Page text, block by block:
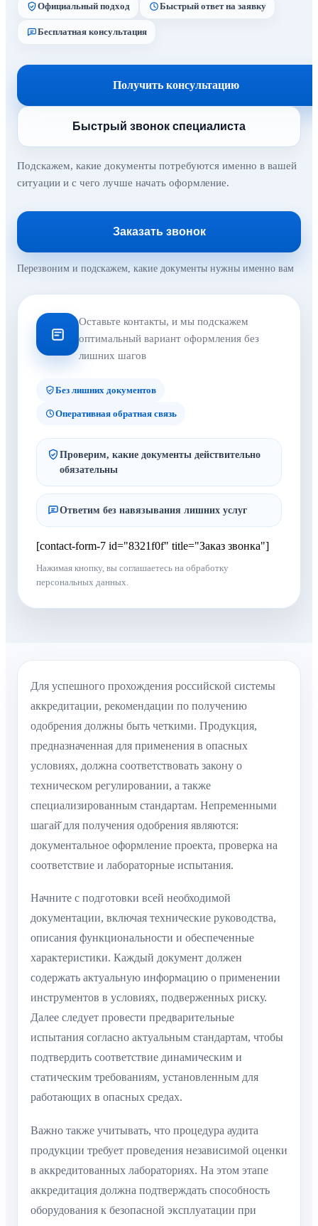
Официальный подход Быстрый ответ на заявку
Бесплатная консультация
Получить консультацию
Быстрый звонок специалиста
Подскажем, какие документы потребуются именно в вашей
ситуации и с чего лучше начать оформление.
Заказать звонок
Перезвоним и подскажем, какие документы нужны именно вам
Оставьте контакты, и мы подскажем
оптимальный вариант оформления без
лишних шагов
Без лишних документов
Оперативная обратная связь
Проверим, какие документы действительно
обязательны
Ответим без навязывания лишних услуг
[contact-form-7 id="8321f0f" title="Заказ звонка"]
Нажимая кнопку, вы соглашаетесь на обработку
персональных данных.
Для успешного прохождения российской системы
аккредитации, рекомендации по получению
одобрения должны быть четкими. Продукция,
предназначенная для применения в опасных
условиях, должна соответствовать закону о
техническом регулировании, а также
специализированным стандартам. Непременными
шагай̆ для получения одобрения являются:
документальное оформление проекта, проверка на
соответствие и лабораторные испытания.
Начните с подготовки всей необходимой
документации, включая технические руководства,
описания функциональности и обеспеченные
характеристики. Каждый документ должен
содержать актуальную информацию о применении
инструментов в условиях, подверженных риску.
Далее следует провести предварительные
испытания согласно актуальным стандартам, чтобы
подтвердить соответствие динамическим и
статическим требованиям, установленным для
работающих в опасных средах.
Важно также учитывать, что процедура аудита
продукции требует проведения независимой оценки
в аккредитованных лабораториях. На этом этапе
аккредитация должна подтверждать способность
оборудования к безопасной эксплуатации при